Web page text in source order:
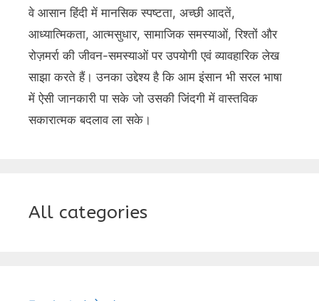
वे आसान हिंदी में मानसिक स्पष्टता, अच्छी आदतें,
आध्यात्मिकता, आत्मसुधार, सामाजिक समस्याओं, रिश्तों और
रोज़मर्रा की जीवन-समस्याओं पर उपयोगी एवं व्यावहारिक लेख
साझा करते हैं। उनका उद्देश्य है कि आम इंसान भी सरल भाषा
में ऐसी जानकारी पा सके जो उसकी जिंदगी में वास्तविक
सकारात्मक बदलाव ला सके।
All categories